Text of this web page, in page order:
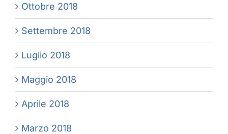
Ottobre 2018
Settembre 2018
Luglio 2018
Maggio 2018
Aprile 2018
Marzo 2018